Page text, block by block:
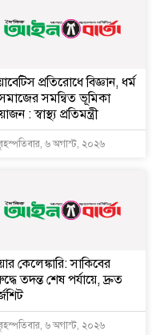
প্রতিরোধে বিজ্ঞান, ধর্ম
সমন্বিত ভূমিকা
: স্বাস্থ্য প্রতিমন্ত্রী
৬ অগাস্ট, ২০২৬
কেলেঙ্কারি: সাকিবের
তদন্ত শেষ পর্যায়ে, দ্রুত
৬ অগাস্ট, ২০২৬